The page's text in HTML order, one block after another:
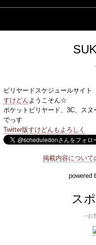
ビリヤードスケジュールサイト
すけどんようこそん☆
ポケットビリヤード、3C、ス
でっす
Twitter版すけどんもよろしく
掲載内容について
powered
ス
--お